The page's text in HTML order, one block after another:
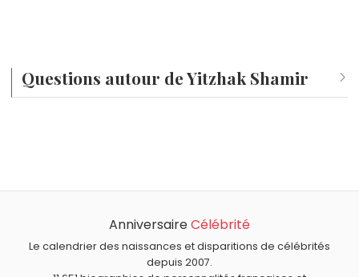
Questions autour de Yitzhak Shamir
Qui est mort le même jour que Yitzhak Shamir ?
,Pina Bausch Chico Xavier
Yitzhak Shamir.
Quels responsables politiques sont du signe Balance
Georges Clemenceau
AnniversaireCélébrité
Le calendrier des naissances et disparitions de célébrités
depuis 2007.